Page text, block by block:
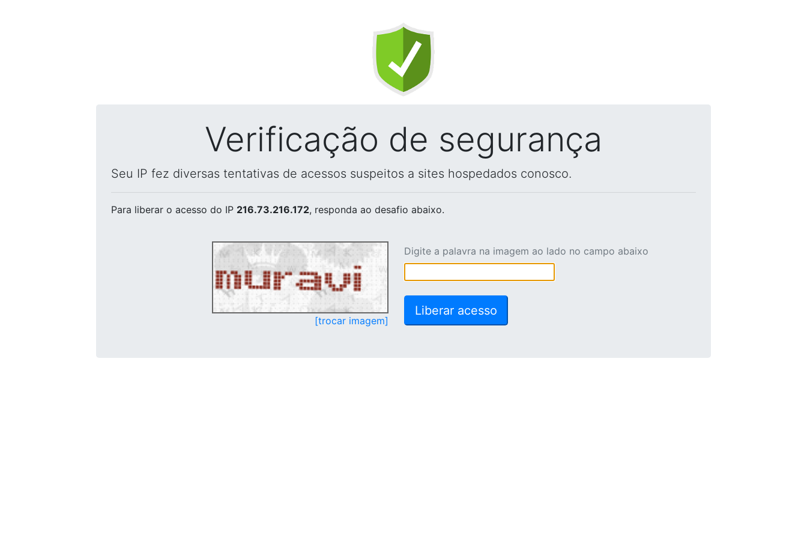
Verificação de segurança
Seu IP fez diversas tentativas de acessos suspeitos a sites hospedados conosco.
Para liberar o acesso do IP 216.73.216.172, responda ao desafio abaixo.
[trocar imagem]
Digite a palavra na imagem ao lado no campo abaixo